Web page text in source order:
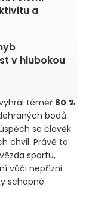
a
v hlubokou
téměř 80 %
bodů.
se člověk
chvil. Právě to
sportu,
vůči nepřízni
schopné